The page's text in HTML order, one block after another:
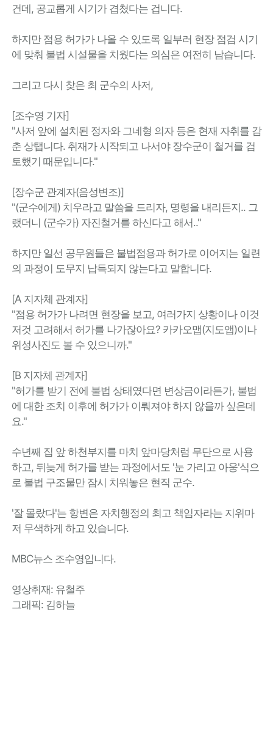
건데, 공교롭게 시기가 겹쳤다는 겁니다.
하지만 점용 허가가 나올 수 있도록 일부러 현장 점검 시기
에 맞춰 불법 시설물을 치웠다는 의심은 여전히 남습니다.
그리고 다시 찾은 최 군수의 사저,
[조수영 기자]
"사저 앞에 설치된 정자와 그네형 의자 등은 현재 자취를 감
춘 상탭니다. 취재가 시작되고 나서야 장수군이 철거를 검
토했기 때문입니다."
[장수군 관계자(음성변조)]
"(군수에게) 치우라고 말씀을 드리자, 명령을 내리든지.. 그
랬더니 (군수가) 자진철거를 하신다고 해서.."
하지만 일선 공무원들은 불법점용과 허가로 이어지는 일련
의 과정이 도무지 납득되지 않는다고 말합니다.
[A 지자체 관계자]
"점용 허가가 나려면 현장을 보고, 여러가지 상황이나 이것
저것 고려해서 허가를 나가잖아요? 카카오맵(지도앱)이나
위성사진도 볼 수 있으니까."
[B 지자체 관계자]
"허가를 받기 전에 불법 상태였다면 변상금이라든가, 불법
에 대한 조치 이후에 허가가 이뤄져야 하지 않을까 싶은데
요."
수년째 집 앞 하천부지를 마치 앞마당처럼 무단으로 사용
하고, 뒤늦게 허가를 받는 과정에서도 '눈 가리고 아웅'식으
로 불법 구조물만 잠시 치워놓은 현직 군수.
'잘 몰랐다'는 항변은 자치행정의 최고 책임자라는 지위마
저 무색하게 하고 있습니다.
MBC뉴스 조수영입니다.
영상취재: 유철주
그래픽: 김하늘